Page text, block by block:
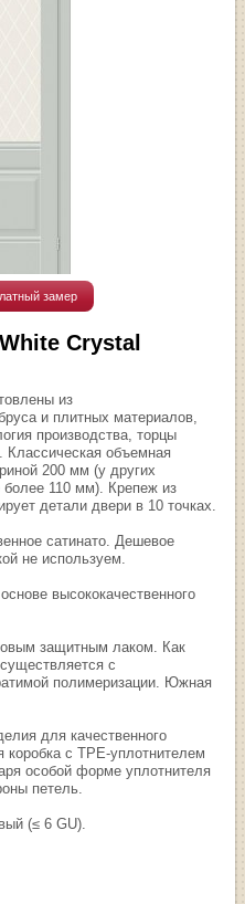
замер
Сrystal
из
и плитных материалов,
производства, торцы
объемная
200 мм (у других
более 110 мм). Крепеж из
детали двери в 10 точках.
сатинато. Дешевое
не используем.
высококачественного
защитным лаком. Как
с
полимеризации. Южная
для качественного
с TPE-уплотнителем
особой форме уплотнителя
петель.
(≤ 6 GU).